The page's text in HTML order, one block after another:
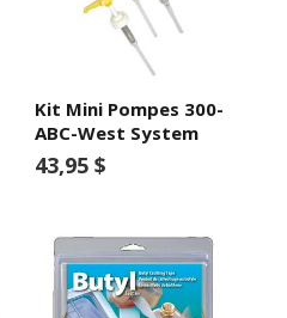
Kit Mini Pompes 300-
ABC-West System
43,95 $